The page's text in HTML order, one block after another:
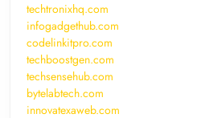
techtronixhq.com
infogadgethub.com
codelinkitpro.com
techboostgen.com
techsensehub.com
bytelabtech.com
innovatexaweb.com